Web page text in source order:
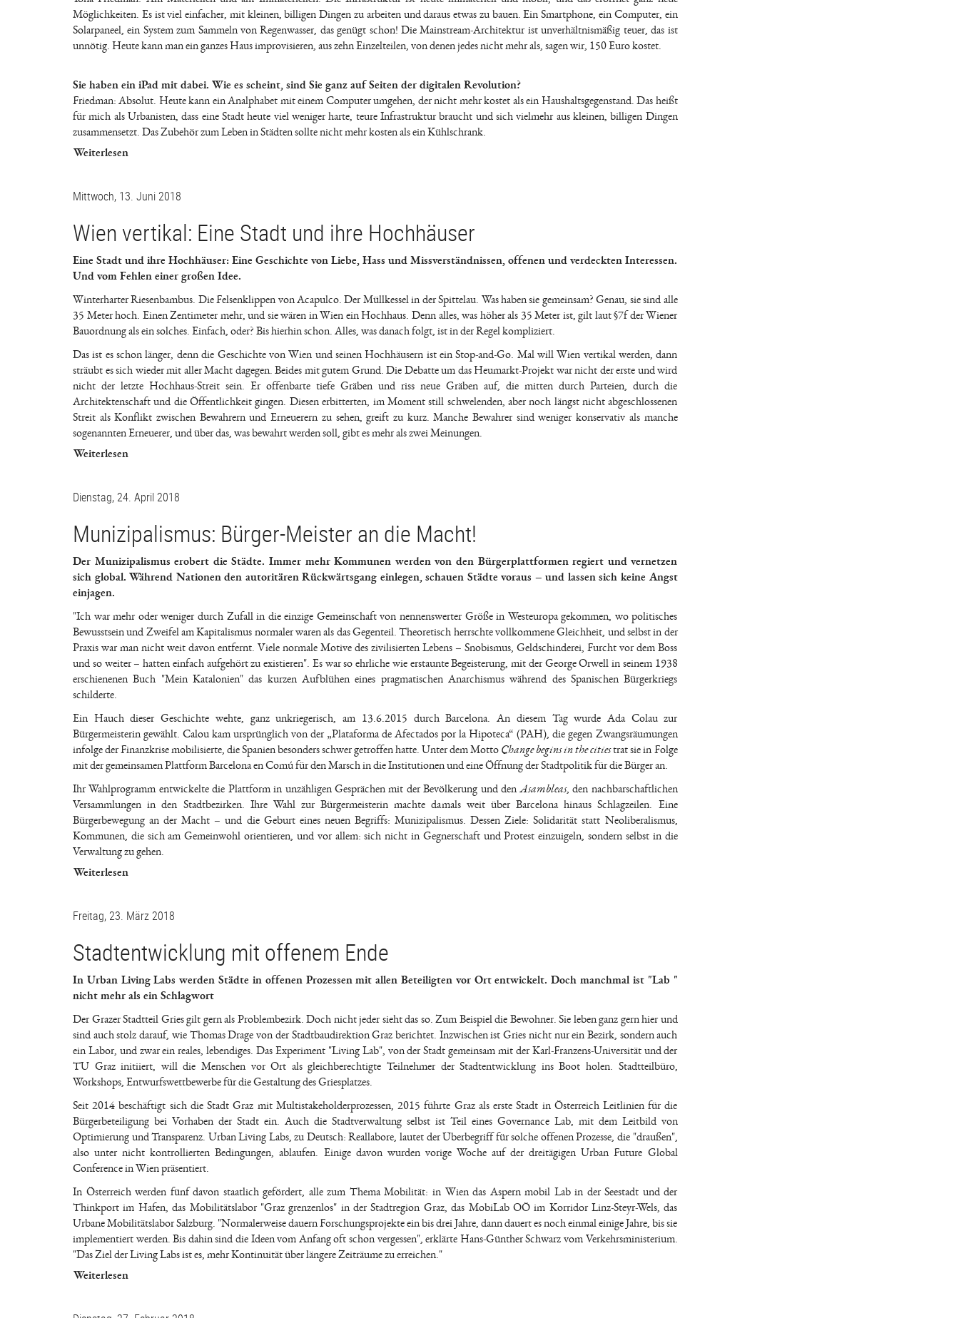
Möglichkeiten. Es ist viel einfacher, mit kleinen, billigen Dingen zu arbeiten und daraus etwas zu bauen. Ein Smartphone, ein Computer, ein
Solarpaneel, ein System zum Sammeln von Regenwasser, das genügt schon! Die Mainstream-Architektur ist unverhältnismäßig teuer, das ist
unnötig. Heute kann man ein ganzes Haus improvisieren, aus zehn Einzelteilen, von denen jedes nicht mehr als, sagen wir, 150 Euro kostet.
Sie haben ein iPad mit dabei. Wie es scheint, sind Sie ganz auf Seiten der digitalen Revolution?
Friedman: Absolut. Heute kann ein Analphabet mit einem Computer umgehen, der nicht mehr kostet als ein Haushaltsgegenstand. Das heißt
für mich als Urbanisten, dass eine Stadt heute viel weniger harte, teure Infrastruktur braucht und sich vielmehr aus kleinen, billigen Dingen
zusammensetzt. Das Zubehör zum Leben in Städten sollte nicht mehr kosten als ein Kühlschrank.
Weiterlesen
Mittwoch, 13. Juni 2018
Wien vertikal: Eine Stadt und ihre Hochhäuser
Eine Stadt und ihre Hochhäuser: Eine Geschichte von Liebe, Hass und Missverständnissen, offenen und verdeckten Interessen.
Und vom Fehlen einer großen Idee.
Winterharter Riesenbambus. Die Felsenklippen von Acapulco. Der Müllkessel in der Spittelau. Was haben sie gemeinsam? Genau, sie sind alle
35 Meter hoch. Einen Zentimeter mehr, und sie wären in Wien ein Hochhaus. Denn alles, was höher als 35 Meter ist, gilt laut §7f der Wiener
Bauordnung als ein solches. Einfach, oder? Bis hierhin schon. Alles, was danach folgt, ist in der Regel kompliziert.
Das ist es schon länger, denn die Geschichte von Wien und seinen Hochhäusern ist ein Stop-and-Go. Mal will Wien vertikal werden, dann
sträubt es sich wieder mit aller Macht dagegen. Beides mit gutem Grund. Die Debatte um das Heumarkt-Projekt war nicht der erste und wird
nicht der letzte Hochhaus-Streit sein. Er offenbarte tiefe Gräben und riss neue Gräben auf, die mitten durch Parteien, durch die
Architektenschaft und die Öffentlichkeit gingen. Diesen erbitterten, im Moment still schwelenden, aber noch längst nicht abgeschlossenen
Streit als Konflikt zwischen Bewahrern und Erneuerern zu sehen, greift zu kurz. Manche Bewahrer sind weniger konservativ als manche
sogenannten Erneuerer, und über das, was bewahrt werden soll, gibt es mehr als zwei Meinungen.
Weiterlesen
Dienstag, 24. April 2018
Munizipalismus: Bürger-Meister an die Macht!
Der Munizipalismus erobert die Städte. Immer mehr Kommunen werden von den Bürgerplattformen regiert und vernetzen
sich global. Während Nationen den autoritären Rückwärtsgang einlegen, schauen Städte voraus – und lassen sich keine Angst
einjagen.
"Ich war mehr oder weniger durch Zufall in die einzige Gemeinschaft von nennenswerter Größe in Westeuropa gekommen, wo politisches
Bewusstsein und Zweifel am Kapitalismus normaler waren als das Gegenteil. Theoretisch herrschte vollkommene Gleichheit, und selbst in der
Praxis war man nicht weit davon entfernt. Viele normale Motive des zivilisierten Lebens – Snobismus, Geldschinderei, Furcht vor dem Boss
und so weiter – hatten einfach aufgehört zu existieren". Es war so ehrliche wie erstaunte Begeisterung, mit der George Orwell in seinem 1938
erschienenen Buch "Mein Katalonien" das kurzen Aufblühen eines pragmatischen Anarchismus während des Spanischen Bürgerkriegs
schilderte.
Ein Hauch dieser Geschichte wehte, ganz unkriegerisch, am 13.6.2015 durch Barcelona. An diesem Tag wurde Ada Colau zur
Bürgermeisterin gewählt. Calou kam ursprünglich von der „Plataforma de Afectados por la Hipoteca“ (PAH), die gegen Zwangs­räumungen
infolge der Finanzkrise mobilisierte, die Spanien besonders schwer getroffen hatte. Unter dem Motto Change begins in the citiestrat sie in Folge
mit der gemeinsamen Plattform Barcelona en Comú für den Marsch in die Institutionen und eine Öffnung der Stadtpolitik für die Bürger an.
Ihr Wahlprogramm entwickelte die Plattform in unzähligen Gesprächen mit der Bevölkerung und den Asambleas, den nachbarschaftlichen
Versammlungen in den Stadtbezirken. Ihre Wahl zur Bürgermeisterin machte damals weit über Barcelona hinaus Schlagzeilen. Eine
Bürgerbewegung an der Macht – und die Geburt eines neuen Begriffs: Munizipalismus. Dessen Ziele: Solidarität statt Neoliberalismus,
Kommunen, die sich am Gemeinwohl orientieren, und vor allem: sich nicht in Gegnerschaft und Protest einzuigeln, sondern selbst in die
Verwaltung zu gehen.
Weiterlesen
Freitag, 23. März 2018
Stadtentwicklung mit offenem Ende
In Urban Living Labs werden Städte in offenen Prozessen mit allen Beteiligten vor Ort entwickelt. Doch manchmal ist "Lab "
nicht mehr als ein Schlagwort
Der Grazer Stadtteil Gries gilt gern als Problembezirk. Doch nicht jeder sieht das so. Zum Beispiel die Bewohner. Sie leben ganz gern hier und
sind auch stolz darauf, wie Thomas Drage von der Stadtbaudirektion Graz berichtet. Inzwischen ist Gries nicht nur ein Bezirk, sondern auch
ein Labor, und zwar ein reales, lebendiges. Das Experiment "Living Lab", von der Stadt gemeinsam mit der Karl-Franzens-Universität und der
TU Graz initiiert, will die Menschen vor Ort als gleichberechtigte Teilnehmer der Stadtentwicklung ins Boot holen. Stadtteilbüro,
Workshops, Entwurfswettbewerbe für die Gestaltung des Griesplatzes.
Seit 2014 beschäftigt sich die Stadt Graz mit Multistakeholderprozessen, 2015 führte Graz als erste Stadt in Österreich Leitlinien für die
Bürgerbeteiligung bei Vorhaben der Stadt ein. Auch die Stadtverwaltung selbst ist Teil eines Governance Lab, mit dem Leitbild von
Optimierung und Transparenz. Urban Living Labs, zu Deutsch: Reallabore, lautet der Überbegriff für solche offenen Prozesse, die "draußen",
also unter nicht kontrollierten Bedingungen, ablaufen. Einige davon wurden vorige Woche auf der dreitägigen Urban Future Global
Conference in Wien präsentiert.
In Österreich werden fünf davon staatlich gefördert, alle zum Thema Mobilität: in Wien das Aspern mobil Lab in der Seestadt und der
Thinkport im Hafen, das Mobilitätslabor "Graz grenzenlos" in der Stadtregion Graz, das MobiLab OÖ im Korridor Linz-Steyr-Wels, das
Urbane Mobilitätslabor Salzburg. "Normalerweise dauern Forschungsprojekte ein bis drei Jahre, dann dauert es noch einmal einige Jahre, bis sie
implementiert werden. Bis dahin sind die Ideen vom Anfang oft schon vergessen", erklärte Hans-Günther Schwarz vom Verkehrsministerium.
"Das Ziel der Living Labs ist es, mehr Kontinuität über längere Zeiträume zu erreichen."
Weiterlesen